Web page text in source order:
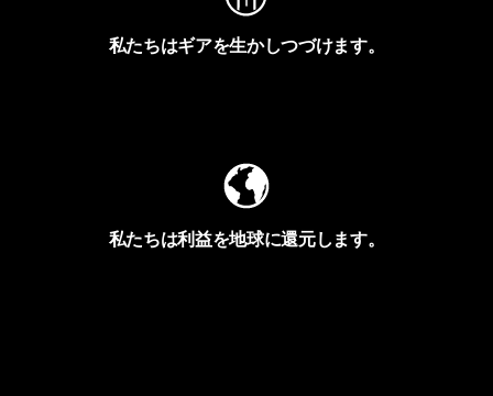
私たちはギアを生かしつづけます。
私たちは利益を地球に還元します。